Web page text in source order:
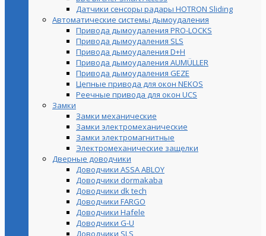
Датчики сенсоры радары HOTRON Sliding
Автоматические системы дымоудаления
Привода дымоудаления PRO-LOCKS
Привода дымоудаления SLS
Привода дымоудаления D+H
Привода дымоудаления AUMÜLLER
Привода дымоудаления GEZE
Цепные привода для окон NEKOS
Реечные привода для окон UСS
Замки
Замки механические
Замки электромеханические
Замки электромагнитные
Электромеханические защелки
Дверные доводчики
Доводчики ASSA ABLOY
Доводчики dormakaba
Доводчики dk tech
Доводчики FARGO
Доводчики Hafele
Доводчики G-U
Доводчики SLS